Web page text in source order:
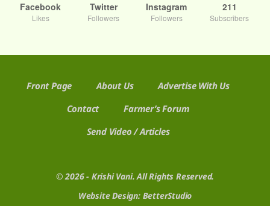
Facebook
Likes
Twitter
Followers
Instagram
Followers
211
Subscribers
Front Page About Us
Advertise With Us
Contact
Farmer’s Forum
Send Video / Articles
© 2026 - Krishi Vani. All Rights Reserved.
Website Design: BetterStudio